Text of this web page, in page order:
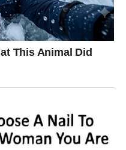
poruka mogla bi
da prava ljubav ne
pažnje. Vaša